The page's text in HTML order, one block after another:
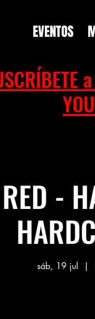
EVENTOS
-
sáb, 19 jul
  |